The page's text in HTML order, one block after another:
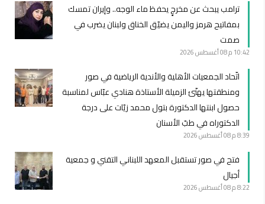
ترامب يبحث عن مخرجٍ يحفظ ماء الوجه.. وإيران تمسك
بمفاتيح هرمز واليمن يضيّق الخناق ولبنان يضرب في
صمت
10:42 م 08 أغسطس 2026
اتّحاد الجمعيات الأهلية والأندية الرياضية في صور
ومنطقتها يهنّئ الزميلة الأستاذة هنادي عبّاس لمناسبة
حصول ابنتها الدكتورة بتول محمد زيّات على درجة
الدكتوراه في طبّ الأسنان
8:39 م 08 أغسطس 2026
فتح في صور تستقبل المعهد اللبناني التقني و جمعية
أجيال
8:22 م 08 أغسطس 2026